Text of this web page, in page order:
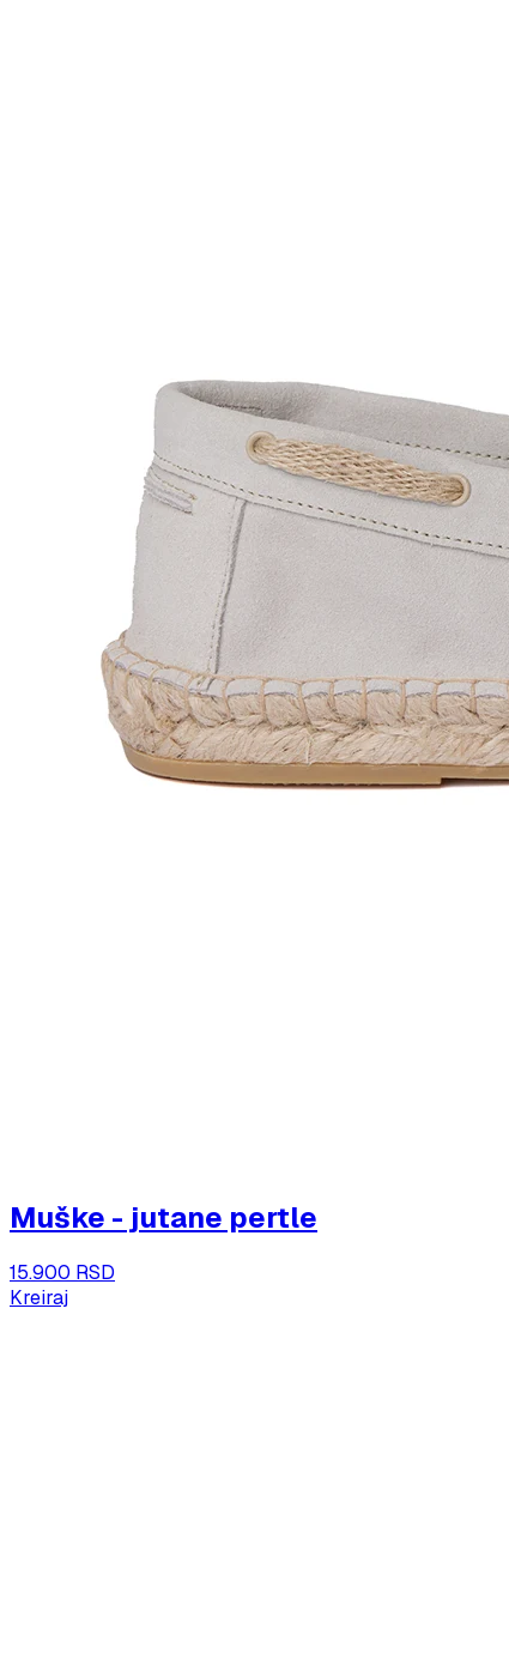
Muške - jutane pertle
15.900 RSD
Kreiraj